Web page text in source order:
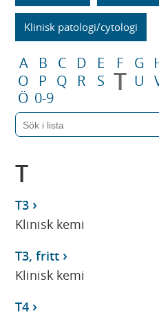
Klinisk patologi/cytologi
A B C D E F G
O
P Q R S T U
Ö 0-9
T
T3
Klinisk kemi
T3, fritt
Klinisk kemi
T4